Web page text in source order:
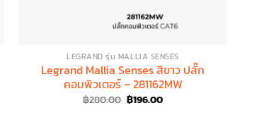
LEGRAND รุ่น MALLIA SENSES
Legrand Mallia Senses สีขาว ปลั๊ก
คอมพิวเตอร์ – 281162MW
฿280.00 Original
price
฿196.00Current
price